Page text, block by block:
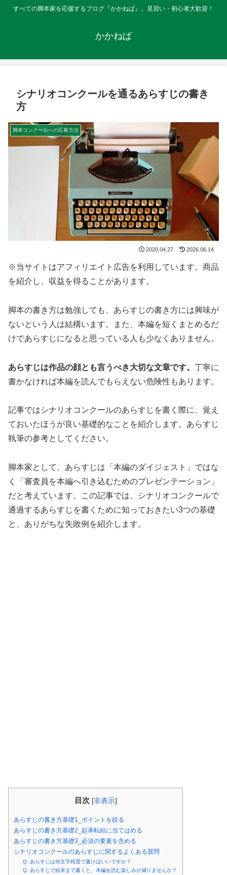
すべての脚本家を応援するブログ『かかねば』。見習い・初心者大歓迎！
かかねば
シナリオコンクールを通るあらすじの書き
方
脚本コンクールへの応募方法
2020.04.27 2026.06.14
※当サイトはアフィリエイト広告を利用しています。商品
を紹介し、収益を得ることがあります。
脚本の書き方は勉強しても、あらすじの書き方には興味が
ないという人は結構います。また、本編を短くまとめるだ
けであらすじになると思っている人も少なくありません。
あらすじは作品の顔とも言うべき大切な文章です。 丁寧に
書かなければ本編を読んでもらえない危険性もあります。
記事ではシナリオコンクールのあらすじを書く際に、覚え
ておいたほうが良い基礎的なことを紹介します。あらすじ
執筆の参考としてください。
脚本家として、あらすじは「本編のダイジェスト」ではな
く「審査員を本編へ引き込むためのプレゼンテーション」
だと考えています。この記事では、シナリオコンクールで
通過するあらすじを書くために知っておきたい3つの基礎
と、ありがちな失敗例を紹介します。
目次 [非表示]
あらすじの書き方基礎1_ポイントを絞る
あらすじの書き方基礎2_起承転結に当てはめる
あらすじの書き方基礎3_必須の要素を含める
シナリオコンクールのあらすじに関するよくある質問
Q. あらすじは何文字程度で書けばいいですか？
Q. あらすじで結末まで書くと、本編を読む楽しみが減りませんか？